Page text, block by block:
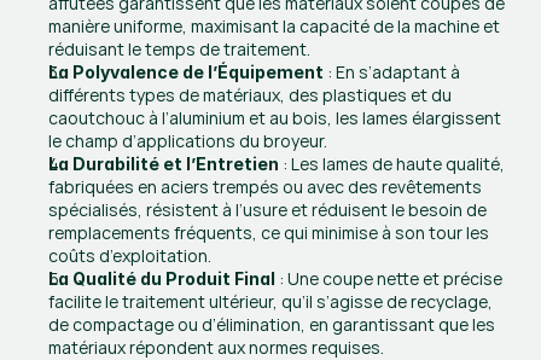
manière uniforme, maximisant la capacité de la machine et
réduisant le temps de traitement.
La Polyvalence de l’Équipement : En s’adaptant à
différents types de matériaux, des plastiques et du
caoutchouc à l’aluminium et au bois, les lames élargissent
le champ d’applications du broyeur.
La Durabilité et l’Entretien : Les lames de haute qualité,
fabriquées en aciers trempés ou avec des revêtements
spécialisés, résistent à l’usure et réduisent le besoin de
remplacements fréquents, ce qui minimise à son tour les
coûts d’exploitation.
La Qualité du Produit Final : Une coupe nette et précise
facilite le traitement ultérieur, qu’il s’agisse de recyclage,
de compactage ou d’élimination, en garantissant que les
matériaux répondent aux normes requises.